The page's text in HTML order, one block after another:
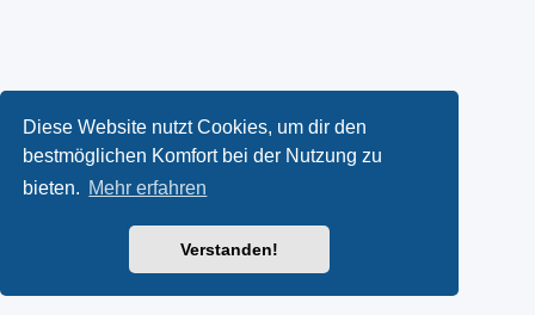
Diese Website nutzt Cookies, um dir den
bestmöglichen Komfort bei der Nutzung zu
bieten. Mehr erfahren
Verstanden!